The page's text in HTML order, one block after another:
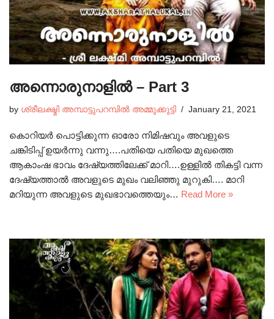
അന്നൊരുനാളിൽ – Part 3
by ശ്രീലക്ഷ്മി അമ്പാട്ടുപറമ്പിൽ അമ്മുക്കുട്ടി January 21, 2021
കൊറിയർ പൊട്ടിക്കുന്ന ഓരോ നിമിഷവും അവളുടെ
ചങ്കിടിപ്പ് ഉയർന്നു വന്നു….പതിയെ പതിയെ മുഖത്തെ
ആകാംഷ ഭാവം ദേഷ്യത്തിലേക്ക് മാറി….ഉള്ളിൽ തികട്ടി വന്ന
ദേഷ്യത്താൽ അവളുടെ മുഖം വലിഞ്ഞു മുറുകി…. മാറി
മറിയുന്ന അവളുടെ മുഖഭാവത്തെയും… Read More »